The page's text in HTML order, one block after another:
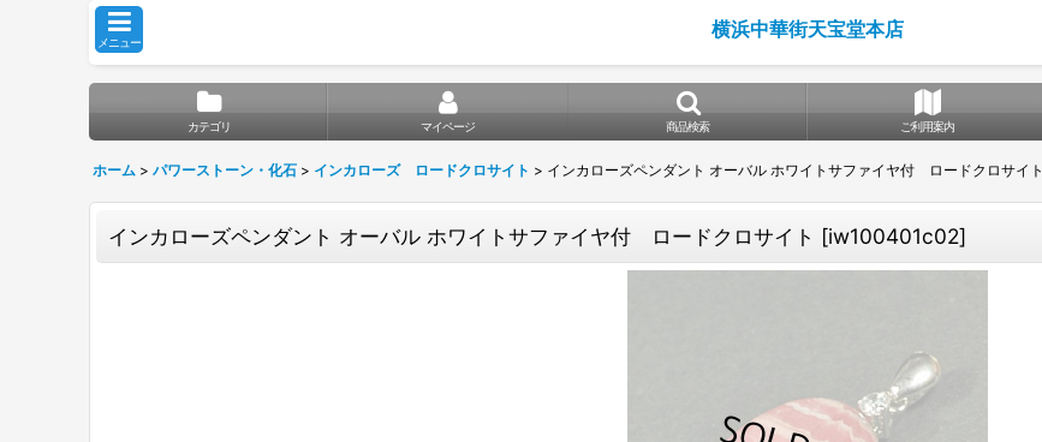
メニュー
横浜中華街天宝堂本店
カテゴリ マイページ 商品検索 ご利用案内
ホーム > パワーストーン・化石 > インカローズ ロードクロサイト > インカローズペンダント オーバル ホワイトサファイヤ付 ロードクロサイト
インカローズペンダント オーバル ホワイトサファイヤ付 ロードクロサイト [iw100401c02]